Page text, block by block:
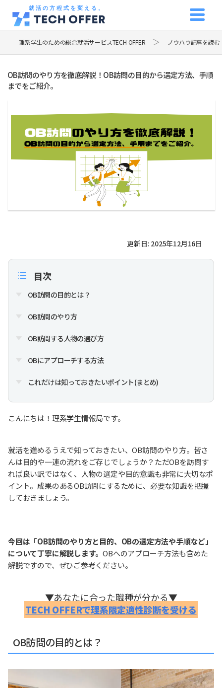
就活の方程式を変える。
理系学生のための総合就活サービスTECH OFFER ノウハウ記事を読む
OB訪問のやり方を徹底解説！OB訪問の目的から選定方法、手順
までをご紹介。
更新日: 2025年12月16日
目次
OB訪問の目的とは？
OB訪問のやり方
OB訪問する人物の選び方
OBにアプローチする方法
これだけは知っておきたいポイント(まとめ)
こんにちは！理系学生情報局です。
就活を進めるうえで知っておきたい、OB訪問のやり方。皆さ
んは目的や一連の流れをご存じでしょうか？ただOBを訪問す
れば良い訳ではなく、人物の選定や目的意識も非常に大切なポ
イント。成果のあるOB訪問にするために、必要な知識を把握
しておきましょう。
今回は「OB訪問のやり方と目的、OBの選定方法や手順など」
について丁寧に解説します。OBへのアプローチ方法も含めた
解説ですので、ぜひご参考ください。
▼あなたに合った職種が分かる▼
TECH OFFERで理系限定適性診断を受ける
OB訪問の目的とは？